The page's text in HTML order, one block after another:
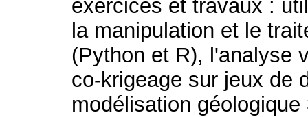
exercices et travaux :
la manipulation et le
(Python et R), l'analyse
co-krigeage sur jeux de
modélisation géologique